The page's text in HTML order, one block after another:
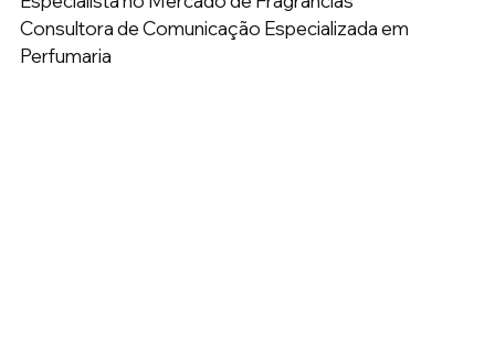
Consultora de Comunicação Especializada em
Perfumaria